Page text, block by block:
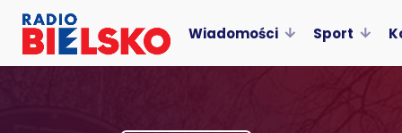
Wiadomości Sport